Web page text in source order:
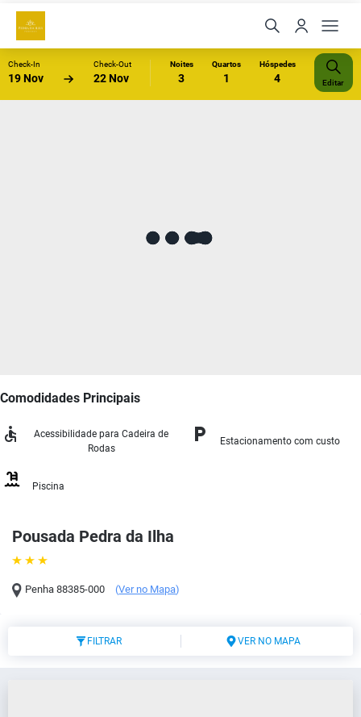
Check-In
19 Nov
Check-Out
22 Nov
Noites
3
Quartos
1
Hóspedes
4 Editar
Pousada Pedra da Ilha
Penha 88385-000 (Ver no Mapa)
Comodidades Principais
Acessibilidade para Cadeira de
Rodas
Estacionamento com custo
Piscina
FILTRAR VER NO MAPA